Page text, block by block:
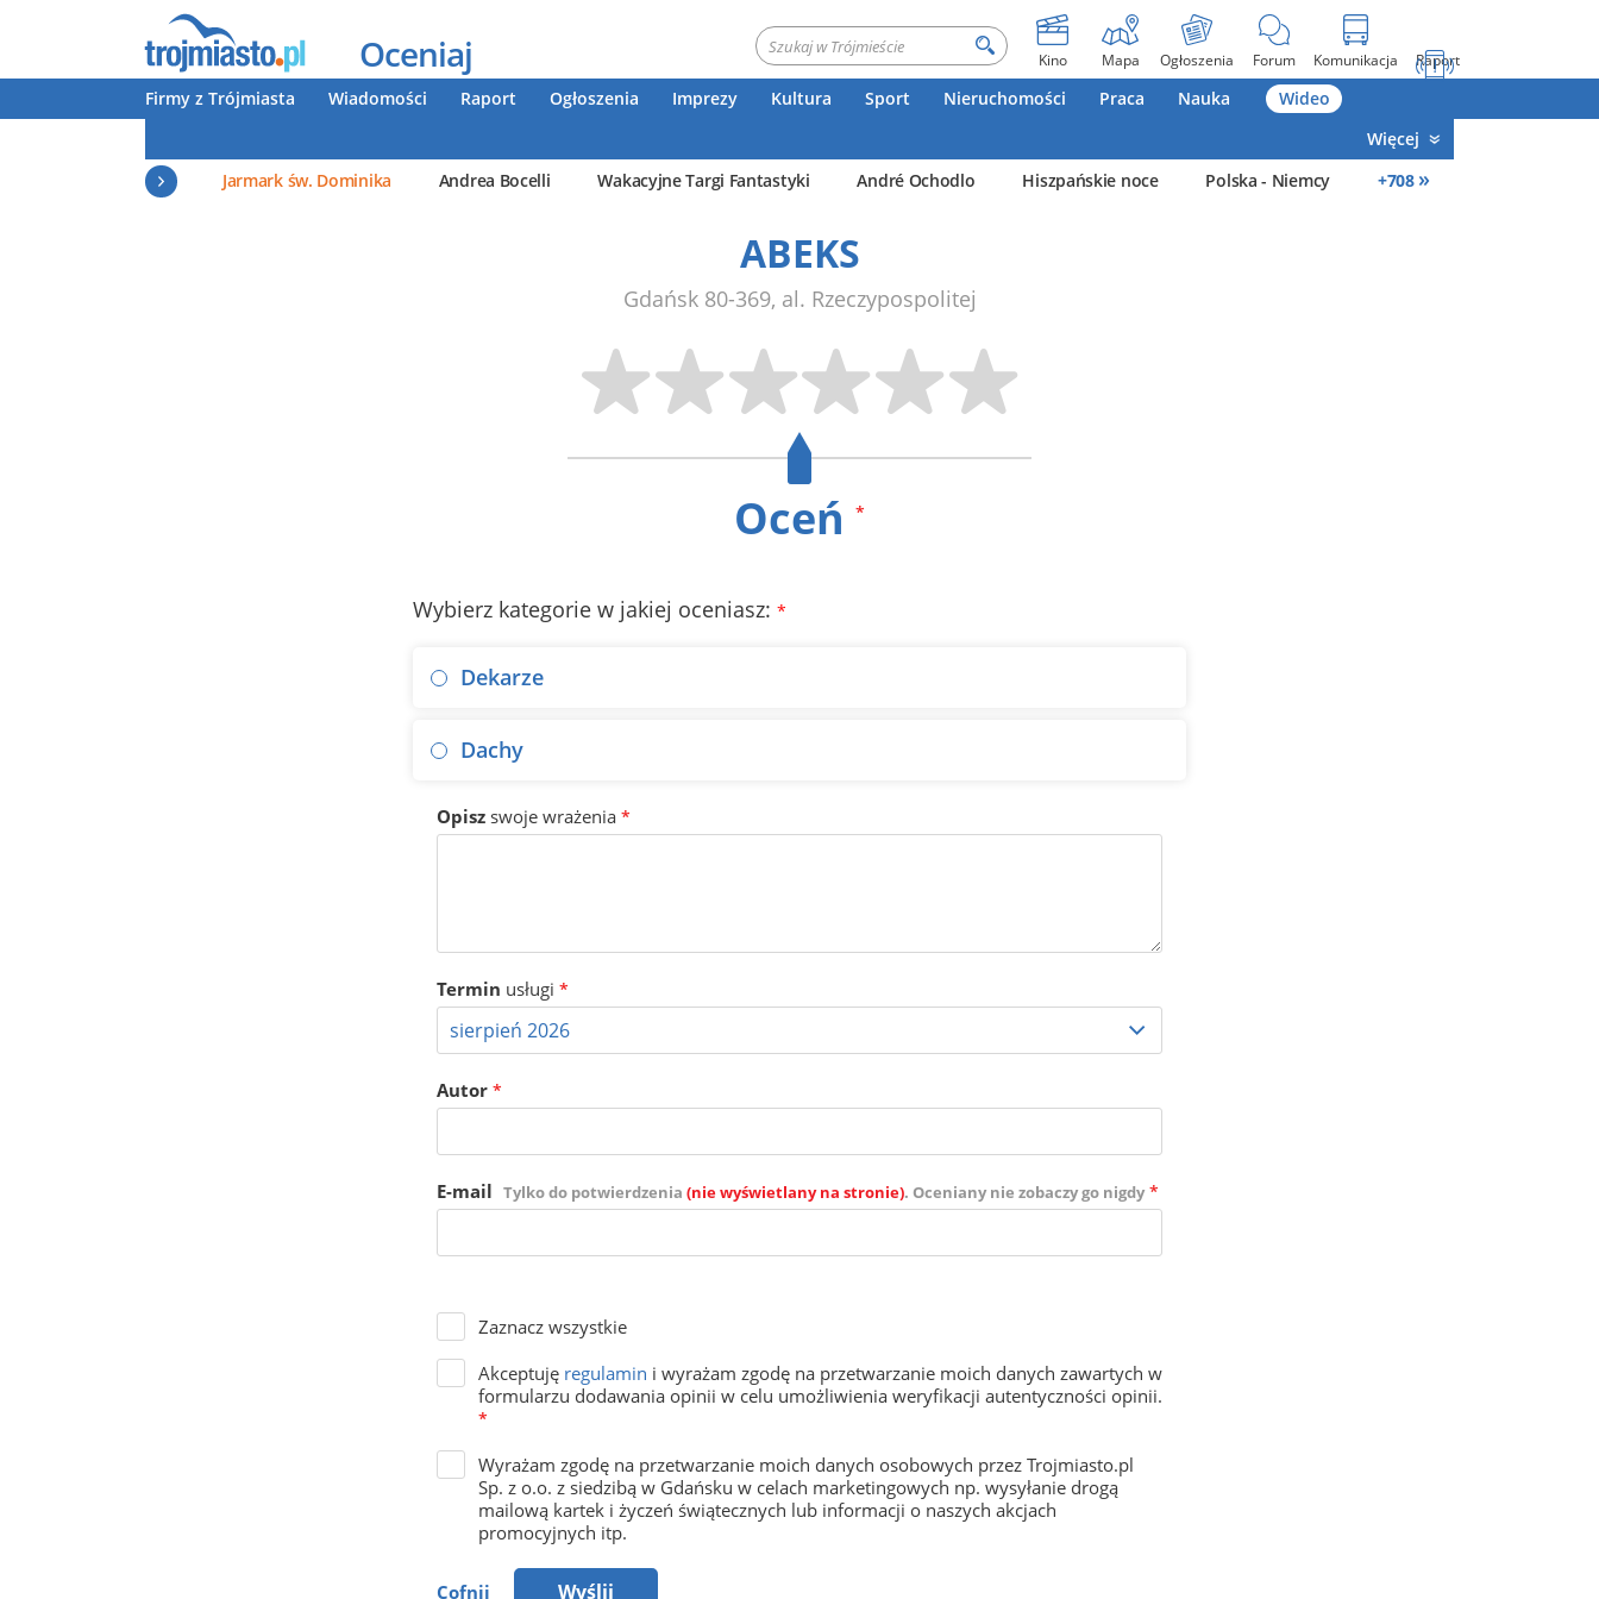
Oceniaj Kino Mapa Ogłoszenia Forum Komunikacja Raport
Firmy z Trójmiasta Wiadomości Raport Ogłoszenia Imprezy Kultura Sport Nieruchomości Praca Nauka
Wideo
Więcej
Jarmark św. Dominika
Andrea Bocelli Wakacyjne Targi Fantastyki André Ochodlo Hiszpańskie noce Polska - Niemcy +708 »
ABEKS
Gdańsk 80-369, al. Rzeczypospolitej
Oceń *
Wybierz kategorie w jakiej oceniasz: *
Dekarze
Dachy
Opisz swoje wrażenia *
Termin usługi *
Autor *
E-mail Tylko do potwierdzenia (nie wyświetlany na stronie). Oceniany nie zobaczy go nigdy *
Zaznacz wszystkie
Akceptuję regulamin i wyrażam zgodę na przetwarzanie moich danych zawartych w
formularzu dodawania opinii w celu umożliwienia weryfikacji autentyczności opinii.
*
Wyrażam zgodę na przetwarzanie moich danych osobowych przez Trojmiasto.pl
Sp. z o.o. z siedzibą w Gdańsku w celach marketingowych np. wysyłanie drogą
mailową kartek i życzeń świątecznych lub informacji o naszych akcjach
promocyjnych itp.
Cofnij Wyślij